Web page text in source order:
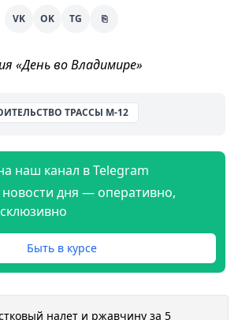
VK OK TG ⎘
«День во Владимире»
ТРАССЫ М-12
наш канал в Telegram
дня — оперативно,
Быть в курсе
налет и ржавчину за 5